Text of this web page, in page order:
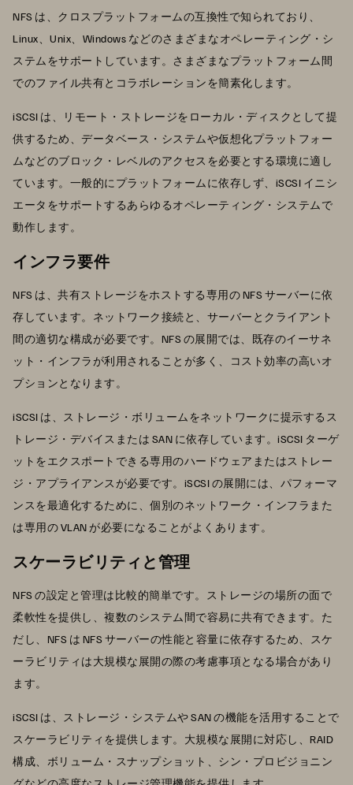
NFS は、クロスプラットフォームの互換性で知られており、
Linux、Unix、Windows などのさまざまなオペレーティング・シ
ステムをサポートしています。さまざまなプラットフォーム間
でのファイル共有とコラボレーションを簡素化します。
iSCSI は、リモート・ストレージをローカル・ディスクとして提
供するため、データベース・システムや仮想化プラットフォー
ムなどのブロック・レベルのアクセスを必要とする環境に適し
ています。一般的にプラットフォームに依存しず、iSCSI イニシ
エータをサポートするあらゆるオペレーティング・システムで
動作します。
インフラ要件
NFS は、共有ストレージをホストする専用の NFS サーバーに依
存しています。ネットワーク接続と、サーバーとクライアント
間の適切な構成が必要です。NFS の展開では、既存のイーサネ
ット・インフラが利用されることが多く、コスト効率の高いオ
プションとなります。
iSCSI は、ストレージ・ボリュームをネットワークに提示するス
トレージ・デバイスまたは SAN に依存しています。iSCSI ターゲ
ットをエクスポートできる専用のハードウェアまたはストレー
ジ・アプライアンスが必要です。iSCSI の展開には、パフォーマ
ンスを最適化するために、個別のネットワーク・インフラまた
は専用の VLAN が必要になることがよくあります。
スケーラビリティと管理
NFS の設定と管理は比較的簡単です。ストレージの場所の面で
柔軟性を提供し、複数のシステム間で容易に共有できます。た
だし、NFS は NFS サーバーの性能と容量に依存するため、スケ
ーラビリティは大規模な展開の際の考慮事項となる場合があり
ます。
iSCSI は、ストレージ・システムや SAN の機能を活用することで
スケーラビリティを提供します。大規模な展開に対応し、RAID
構成、ボリューム・スナップショット、シン・プロビジョニン